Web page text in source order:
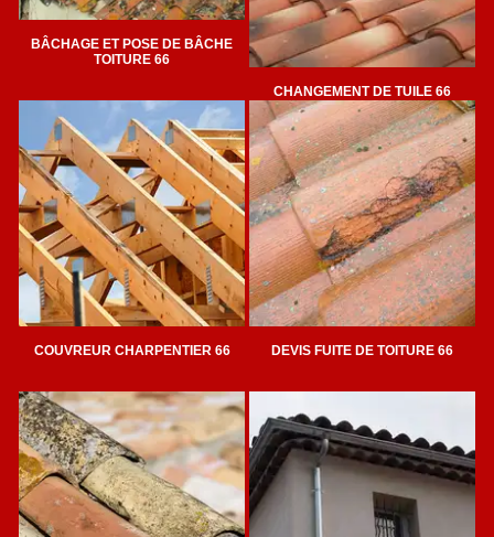
BÂCHAGE ET POSE DE BÂCHE
TOITURE 66
CHANGEMENT DE TUILE 66
COUVREUR CHARPENTIER 66 DEVIS FUITE DE TOITURE 66